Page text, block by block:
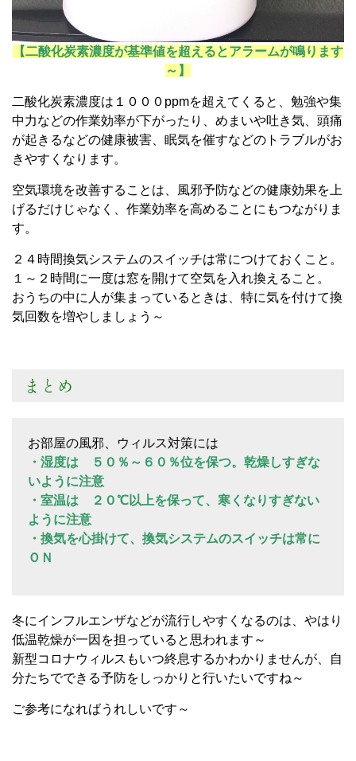
【二酸化炭素濃度が基準値を超えるとアラームが鳴ります
～】
二酸化炭素濃度は１０００ppmを超えてくると、勉強や集
中力などの作業効率が下がったり、めまいや吐き気、頭痛
が起きるなどの健康被害、眠気を催すなどのトラブルがお
きやすくなります。
空気環境を改善することは、風邪予防などの健康効果を上
げるだけじゃなく、作業効率を高めることにもつながりま
す。
２４時間換気システムのスイッチは常につけておくこと。
１～２時間に一度は窓を開けて空気を入れ換えること。
おうちの中に人が集まっているときは、特に気を付けて換
気回数を増やしましょう～
まとめ
お部屋の風邪、ウィルス対策には
・湿度は ５０％～６０％位を保つ。乾燥しすぎな
いように注意
・室温は ２０℃以上を保って、寒くなりすぎない
ように注意
・換気を心掛けて、換気システムのスイッチは常に
ＯＮ
冬にインフルエンザなどが流行しやすくなるのは、やはり
低温乾燥が一因を担っていると思われます～
新型コロナウィルスもいつ終息するかわかりませんが、自
分たちでできる予防をしっかりと行いたいですね～
ご参考になればうれしいです～